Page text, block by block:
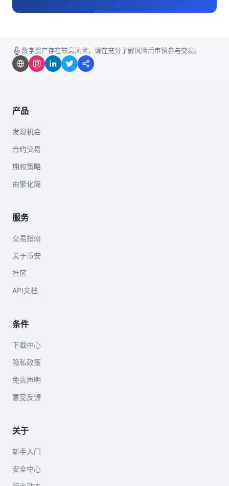
数字资产存在较高风险，请在充分了解风险后审慎参与交易。
产品
发现机会
合约交易
期权策略
由繁化简
服务
交易指南
关于币安
社区
API文档
条件
下载中心
隐私政策
免责声明
意见反馈
关于
新手入门
安全中心